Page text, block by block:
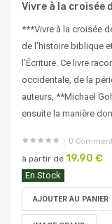
Vivre à la croisée
***Vivre à la croisée
de l’histoire biblique
l’Écriture. Ce livre
occidentale, de la
auteurs, **Michael
ensuite la manière
0
à partir de 19,90 €
En Stock
AJOUTER AU PANIER